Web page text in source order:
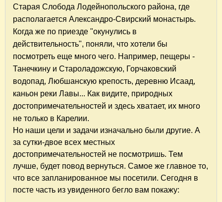
Старая Слобода Лодейнопольского района, где
располагается Александро-Свирский монастырь.
Когда же по приезде "окунулись в
действительность", поняли, что хотели бы
посмотреть еще много чего. Например, пещеры -
Танечкину и Староладожскую, Горчаковский
водопад, Любшанскую крепость, деревню Исаад,
каньон реки Лавы... Как видите, природных
достопримечательностей и здесь хватает, их много
не только в Карелии.
Но наши цели и задачи изначально были другие. А
за сутки-двое всех местных
достопримечательностей не посмотришь. Тем
лучше, будет повод вернуться. Самое же главное то,
что все запланированное мы посетили. Сегодня в
посте часть из увиденного бегло вам покажу: